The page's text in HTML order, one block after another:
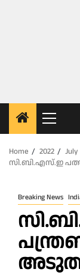
Menu
Home
2022 July
സി.ബി.എസ്.ഇ
Breaking News